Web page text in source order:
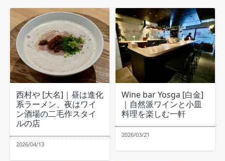
西村や [大名]｜昼は進化
系ラーメン、夜はワイ
ン酒場の二毛作スタイ
ルの店
2026/04/13
Wine bar Yosga [白金]
｜自然派ワインと小皿
料理を楽しむ一軒
2026/03/21